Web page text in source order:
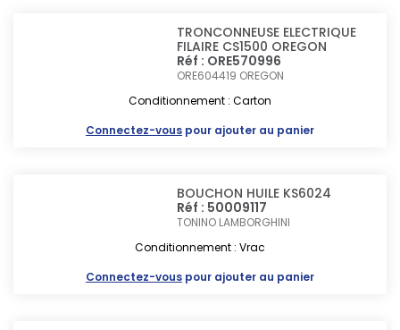
TRONCONNEUSE ELECTRIQUE
FILAIRE CS1500 OREGON
Réf : ORE570996
ORE604419 OREGON
Conditionnement : Carton
Connectez-vous pour ajouter au panier
BOUCHON HUILE KS6024
Réf : 50009117
TONINO LAMBORGHINI
Conditionnement : Vrac
Connectez-vous pour ajouter au panier